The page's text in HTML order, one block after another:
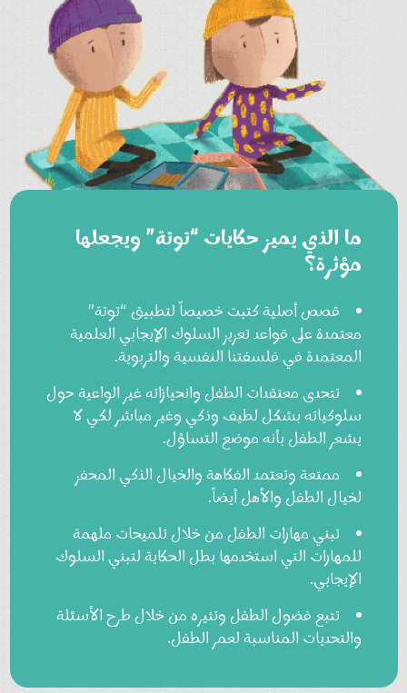
ما الذي يميز حكايات “توتة” ويجعلها
مؤثرة؟
قصص أصلية كتبت خصيصاً لتطبيق “توتة”
معتمدة على قواعد تعزيز السلوك الإيجابي العلمية
المعتمدة في فلسفتنا النفسية والتربوية.
تتحدى معتقدات الطفل وانحيازاته غير الواعية حول
سلوكياته بشكل لطيف وذكي وغير مباشر لكي لا
يشعر الطفل بأنه موضع التساؤل.
ممتعة وتعتمد الفكاهة والخيال الذكي المحفز
لخيال الطفل والأهل أيضاً.
تبني مهارات الطفل من خلال تلميحات ملهمة
للمهارات التي استخدمها بطل الحكاية لتبني السلوك
الإيجابي.
تتبع فضول الطفل وتثيره من خلال طرح الأسئلة
والتحديات المناسبة لعمر الطفل.